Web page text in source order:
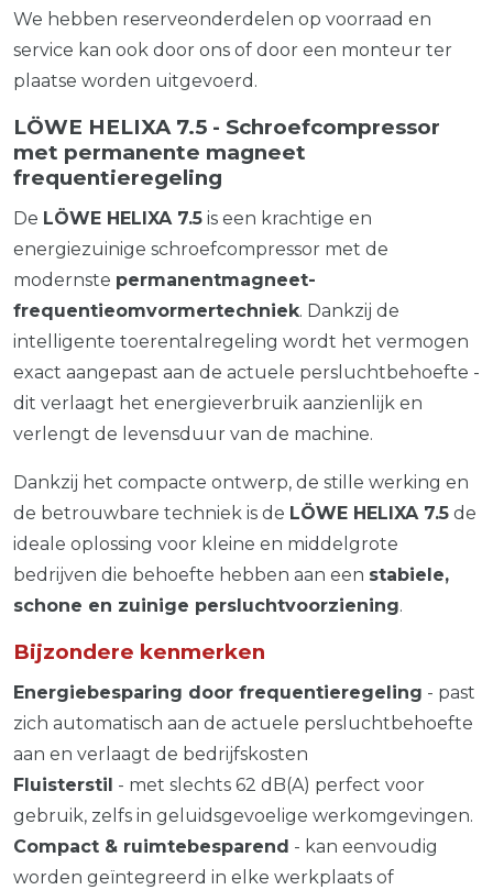
We hebben reserveonderdelen op voorraad en
service kan ook door ons of door een monteur ter
plaatse worden uitgevoerd.
LÖWE HELIXA 7.5 - Schroefcompressor
met permanente magneet
frequentieregeling
De LÖWE HELIXA 7.5 is een krachtige en
energiezuinige schroefcompressor met de
modernste permanentmagneet-
frequentieomvormertechniek. Dankzij de
intelligente toerentalregeling wordt het vermogen
exact aangepast aan de actuele persluchtbehoefte -
dit verlaagt het energieverbruik aanzienlijk en
verlengt de levensduur van de machine.
Dankzij het compacte ontwerp, de stille werking en
de betrouwbare techniek is de LÖWE HELIXA 7.5 de
ideale oplossing voor kleine en middelgrote
bedrijven die behoefte hebben aan een stabiele,
schone en zuinige persluchtvoorziening.
Bijzondere kenmerken
Energiebesparing door frequentieregeling - past
zich automatisch aan de actuele persluchtbehoefte
aan en verlaagt de bedrijfskosten
Fluisterstil - met slechts 62 dB(A) perfect voor
gebruik, zelfs in geluidsgevoelige werkomgevingen.
Compact & ruimtebesparend - kan eenvoudig
worden geïntegreerd in elke werkplaats of